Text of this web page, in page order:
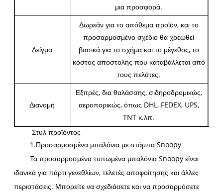
μια προσφορά.
Δείγμα
Δωρεάν για το απόθεμα προϊόν, και το
προσαρμοσμένο σχέδιο θα χρεωθεί
βασικά για το σχήμα και το μέγεθος, το
κόστος αποστολής που καταβάλλεται από
τους πελάτες.
Διανομή
Εξπρές, δια θαλάσσης, σιδηροδρομικώς,
αεροπορικώς, όπως DHL, FEDEX, UPS,
TNT κ.λπ.
Στυλ προϊόντος
1.Προσαρμοσμένα μπαλόνια με στάμπα Snoopy
Τα προσαρμοσμένα τυπωμένα μπαλόνια Snoopy είναι
ιδανικά για πάρτι γενεθλίων, τελετές αποφοίτησης και άλλες
περιστάσεις. Μπορείτε να σχεδιάσετε και να προσαρμόσετε